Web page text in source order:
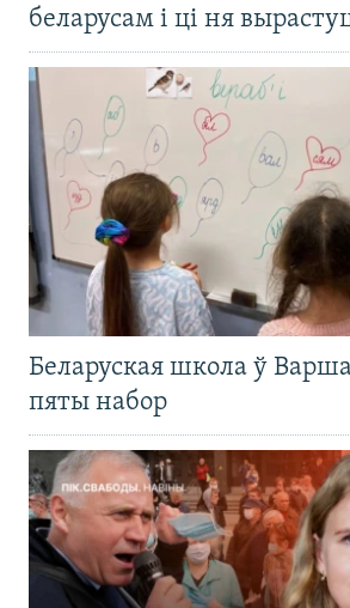
беларусам і ці ня
Беларуская школа ў
пяты набор